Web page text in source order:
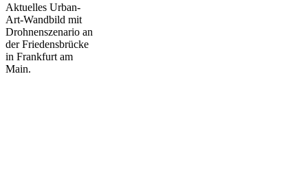
Aktuelles Urban-
Art-Wandbild mit
Drohnenszenario an
der Friedensbrücke
in Frankfurt am
Main.